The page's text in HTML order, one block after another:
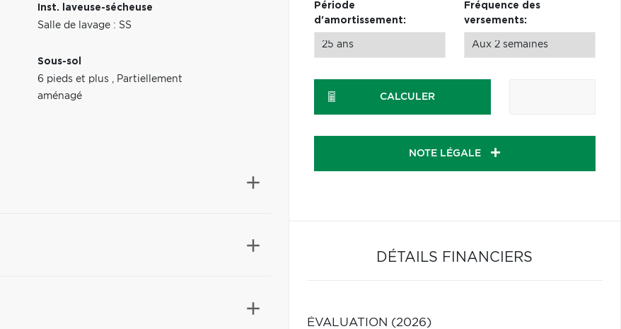
Inst. laveuse-sécheuse
Salle de lavage : SS
Sous-sol
6 pieds et plus , Partiellement
aménagé
Période
d'amortissement:
Fréquence des
versements:
CALCULER
NOTE LÉGALE
DÉTAILS FINANCIERS
ÉVALUATION (2026)